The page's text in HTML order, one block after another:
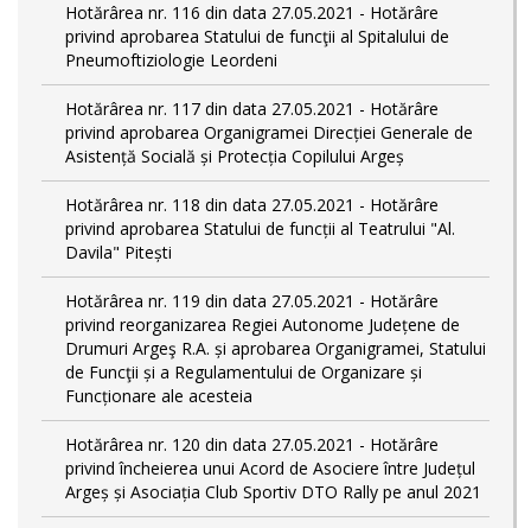
Hotărârea nr. 116 din data 27.05.2021 - Hotărâre
privind aprobarea Statului de funcţii al Spitalului de
Pneumoftiziologie Leordeni
Hotărârea nr. 117 din data 27.05.2021 - Hotărâre
privind aprobarea Organigramei Direcției Generale de
Asistență Socială și Protecția Copilului Argeș
Hotărârea nr. 118 din data 27.05.2021 - Hotărâre
privind aprobarea Statului de funcții al Teatrului "Al.
Davila" Pitești
Hotărârea nr. 119 din data 27.05.2021 - Hotărâre
privind reorganizarea Regiei Autonome Județene de
Drumuri Argeş R.A. și aprobarea Organigramei, Statului
de Funcţii și a Regulamentului de Organizare și
Funcționare ale acesteia
Hotărârea nr. 120 din data 27.05.2021 - Hotărâre
privind încheierea unui Acord de Asociere între Județul
Argeș și Asociația Club Sportiv DTO Rally pe anul 2021